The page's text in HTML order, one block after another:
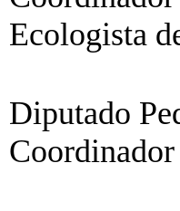
Ecologista
Diputado